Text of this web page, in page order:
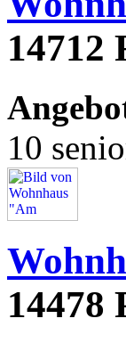
14712
10
14478